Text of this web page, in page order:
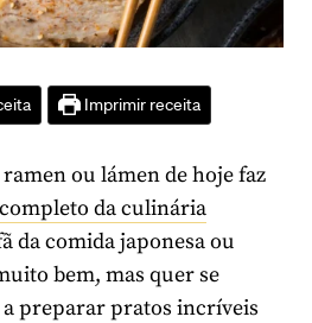
Imprimir receita
ou lámen de hoje faz
da culinária
da comida japonesa ou
bem, mas quer se
preparar pratos incríveis